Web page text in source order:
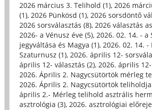
2026 március 3. Telihold (1), 2026
(1), 2026 Pünkösd (1), 2026 sorsdöntő
2026 sorsválasztás (8), 2026 választás
2026- a Vénusz éve (5), 2026. 02. 14. - a
jegyváltása és Magya (1), 2026. 02. 14. -
Szaturnusz (1), 2026. április 12-
április 12- választás (2), 2026. április
2026. Április 2. Nagycsütörtök mérleg
2026. Április 2. Nagycsütörtök teliholdja
április 2.- Mérleg telihold asztrális
asztrológia (3), 2026. asztrológiai